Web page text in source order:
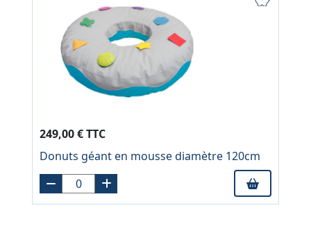
249,00 € TTC
Donuts géant en mousse diamètre 120cm